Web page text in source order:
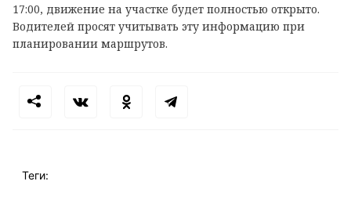
17:00, движение на участке будет полностью открыто.
Водителей просят учитывать эту информацию при
планировании маршрутов.
Теги: